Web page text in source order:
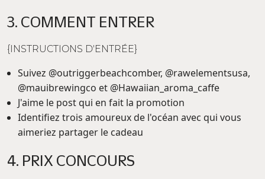
3. COMMENT ENTRER
{INSTRUCTIONS D'ENTRÉE}
Suivez @outriggerbeachcomber, @rawelementsusa,
@mauibrewingco et @Hawaiian_aroma_caffe
J'aime le post qui en fait la promotion
Identifiez trois amoureux de l'océan avec qui vous
aimeriez partager le cadeau
4. PRIX CONCOURS